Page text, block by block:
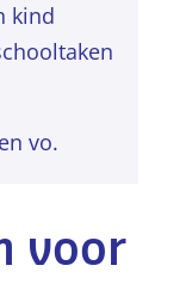
kind
vo.
voor